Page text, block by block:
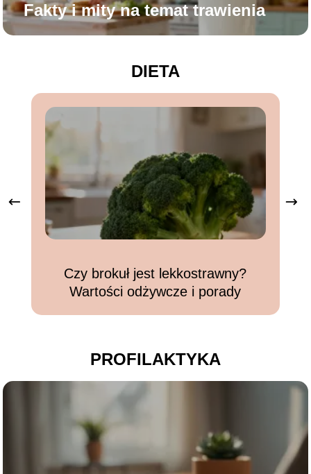
Fakty i mity na temat trawienia
DIETA
Czy brokuł jest lekkostrawny?
Wartości odżywcze i porady
PROFILAKTYKA